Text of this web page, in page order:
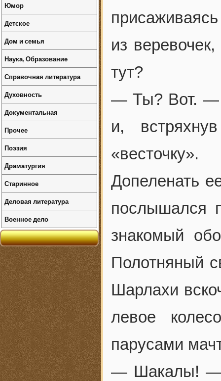
из
тут?
— Ты? Вот. —
и,
«весточку».
Допеленать
послышался
знакомый
Полотняный
Шарлахи
левое
парусами
— Шакалы! —
Юмор
Детское
Дом и семья
Наука, Образование
Справочная литература
Духовность
Документальная
Прочее
Поэзия
Драматургия
Старинное
Деловая литература
Военное дело